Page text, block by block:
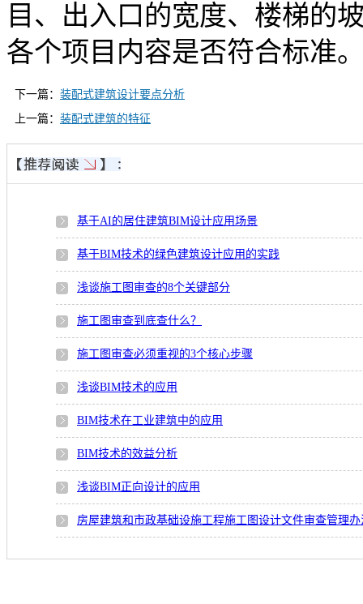
目、出入口的宽度、楼梯的
各个项目内容是否符合标准
下一篇： 装配式建筑设计要点分析
上一篇： 装配式建筑的特征
基于AI的居住建筑BIM设计应用场景
基于BIM技术的绿色建筑设计应用的实践
浅谈施工图审查的8个关键部分
施工图审查到底查什么？
施工图审查必须重视的3个核心步骤
浅谈BIM技术的应用
BIM技术在工业建筑中的应用
BIM技术的效益分析
浅谈BIM正向设计的应用
房屋建筑和市政基础设施工程施工图设计文件审查管理办